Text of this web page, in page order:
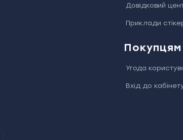
Довідковий
Приклади
Покупцям
Угода
Вхід до